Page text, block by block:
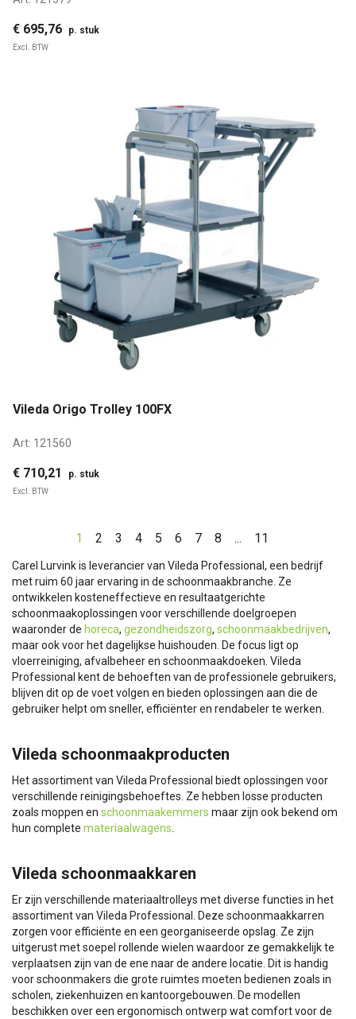
€ 695,76 p. stuk
Excl. BTW
Vileda Origo Trolley 100FX
Art: 121560
€ 710,21 p. stuk
Excl. BTW
1 2 3 4 5 6 7 8 ... 11
Carel Lurvink is leverancier van Vileda Professional, een bedrijf
met ruim 60 jaar ervaring in de schoonmaakbranche. Ze
ontwikkelen kosteneffectieve en resultaatgerichte
schoonmaakoplossingen voor verschillende doelgroepen
waaronder de horeca, gezondheidszorg, schoonmaakbedrijven,
maar ook voor het dagelijkse huishouden. De focus ligt op
vloerreiniging, afvalbeheer en schoonmaakdoeken. Vileda
Professional kent de behoeften van de professionele gebruikers,
blijven dit op de voet volgen en bieden oplossingen aan die de
gebruiker helpt om sneller, efficiënter en rendabeler te werken.
Vileda schoonmaakproducten
Het assortiment van Vileda Professional biedt oplossingen voor
verschillende reinigingsbehoeftes. Ze hebben losse producten
zoals moppen en schoonmaakemmers maar zijn ook bekend om
hun complete materiaalwagens
Vileda schoonmaakkaren
Er zijn verschillende materiaaltrolleys met diverse functies in het
assortiment van Vileda Professional. Deze schoonmaakkarren
zorgen voor efficiënte en een georganiseerde opslag. Ze zijn
uitgerust met soepel rollende wielen waardoor ze gemakkelijk te
verplaatsen zijn van de ene naar de andere locatie. Dit is handig
voor schoonmakers die grote ruimtes moeten bedienen zoals in
scholen, ziekenhuizen en kantoorgebouwen. De modellen
beschikken over een ergonomisch ontwerp wat comfort voor de